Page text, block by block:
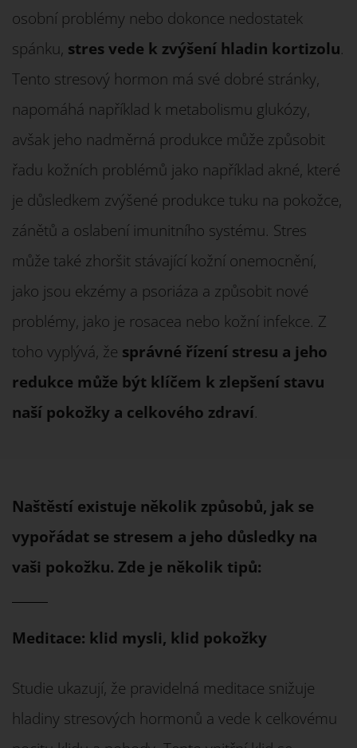
osobní problémy nebo dokonce nedostatek
spánku, stres vede k zvýšení hladin kortizolu.
Tento stresový hormon má své dobré stránky,
napomáhá například k metabolismu glukózy,
avšak jeho nadměrná produkce může způsobit
řadu kožních problémů jako například akné, které
je důsledkem zvýšené produkce tuku na pokožce,
zánětů a oslabení imunitního systému. Stres
může také zhoršit stávající kožní onemocnění,
jako jsou ekzémy a psoriáza a způsobit nové
problémy, jako je rosacea nebo kožní infekce. Z
toho vyplývá, že správné řízení stresu a jeho
redukce může být klíčem k zlepšení stavu
naší pokožky a celkového zdraví.
Naštěstí existuje několik způsobů, jak se
vypořádat se stresem a jeho důsledky na
vaši pokožku. Zde je několik tipů:
Meditace: klid mysli, klid pokožky
Studie ukazují, že pravidelná meditace snižuje
hladiny stresových hormonů a vede k celkovému